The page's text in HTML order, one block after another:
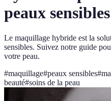
peaux sensibles
Le maquillage hybride est la
sensibles. Suivez notre guide
votre peau.
#maquillage#peaux sensibles#
beauté#soins de la peau